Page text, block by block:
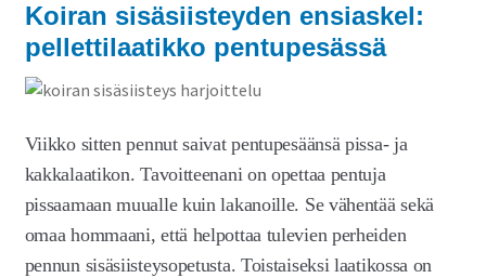
Koiran sisäsiisteyden ensiaskel:
pellettilaatikko pentupesässä
Viikko sitten pennut saivat pentupesäänsä pissa- ja
kakkalaatikon. Tavoitteenani on opettaa pentuja
pissaamaan muualle kuin lakanoille. Se vähentää sekä
omaa hommaani, että helpottaa tulevien perheiden
pennun sisäsiisteysopetusta. Toistaiseksi laatikossa on